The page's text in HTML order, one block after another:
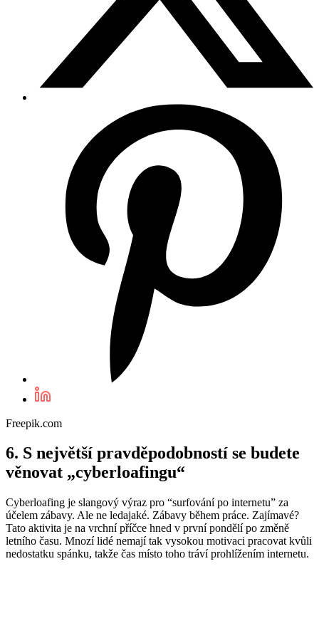
Freepik.com
6. S největší pravděpodobností se budete
věnovat „cyberloafingu“
Cyberloafing je slangový výraz pro “surfování po internetu” za
účelem zábavy. Ale ne ledajaké. Zábavy během práce. Zajímavé?
Tato aktivita je na vrchní příčce hned v první pondělí po změně
letního času. Mnozí lidé nemají tak vysokou motivaci pracovat kvůli
nedostatku spánku, takže čas místo toho tráví prohlížením internetu.